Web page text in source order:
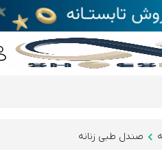
e
صندل طبی زنانه